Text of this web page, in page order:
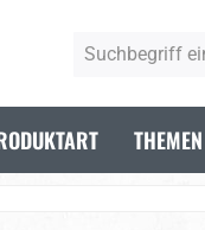
THEMEN